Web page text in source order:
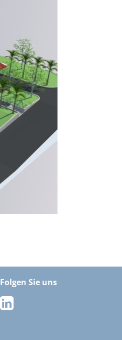
Folgen Sie uns